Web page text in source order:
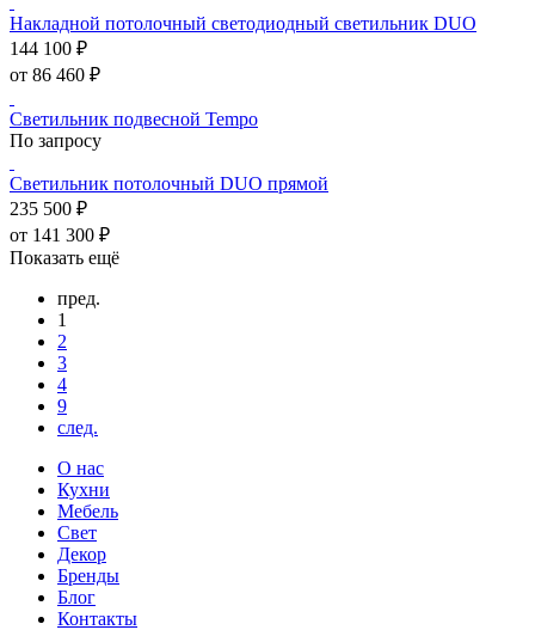
Накладной потолочный светодиодный светильник DUO
144 100 ₽
от 86 460 ₽
Светильник подвесной Tempo
По запросу
Светильник потолочный DUO прямой
235 500 ₽
от 141 300 ₽
Показать ещё
пред.
1
2
3
4
9
след.
О нас
Кухни
Мебель
Свет
Декор
Бренды
Блог
Контакты